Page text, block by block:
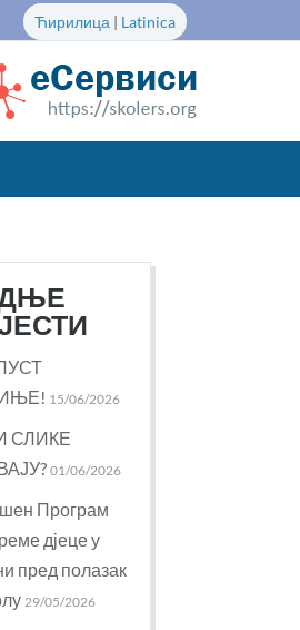
Ћирилица | Latinica
15/06/2026
СЛИКЕ
01/06/2026
Програм
дјеце у
пред полазак
29/05/2026